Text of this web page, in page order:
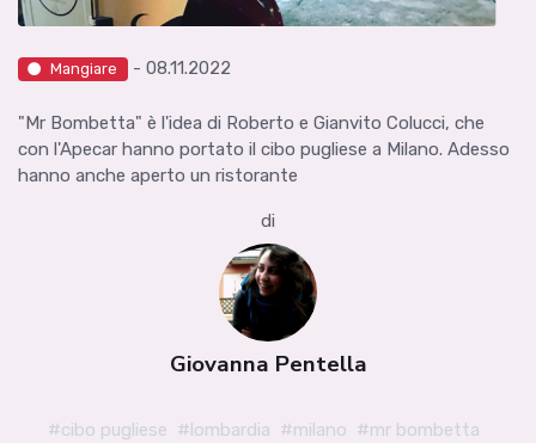
Mangiare - 08.11.2022
"Mr Bombetta" è l'idea di Roberto e Gianvito Colucci, che
con l'Apecar hanno portato il cibo pugliese a Milano. Adesso
hanno anche aperto un ristorante
di
Giovanna Pentella
#cibo pugliese #lombardia #milano #mr bombetta